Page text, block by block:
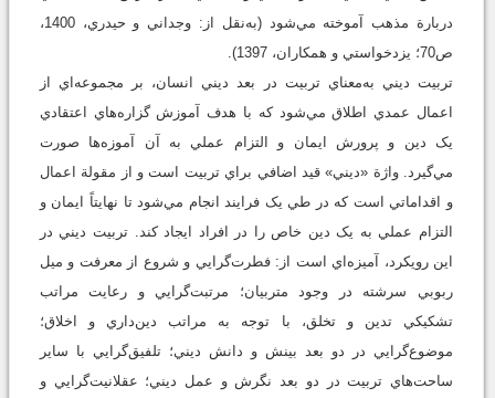
دربارة مذهب آموخته مي‌شود (به‌نقل از: وجداني و حيدري، 1400،
ص70؛ يزدخواستي و همکاران، 1397).
تربيت ديني به‌معناي تربيت در بعد ديني انسان، بر مجموعه‌اي از
اعمال عمدي اطلاق مي‌شود که با هدف آموزش گزاره‌هاي اعتقادي
يک دين و پرورش ايمان و التزام عملي به آن آموزه‌ها صورت
مي‌گيرد. واژة «ديني» قيد اضافي براي تربيت است و از مقولة اعمال
و اقداماتي است که در طي يک فرايند انجام مي‌شود تا نهايتاً ايمان و
التزام عملي به يک دين خاص را در افراد ايجاد کند. تربيت ديني در
اين رويكرد، آميزه‌اي است از: فطرت‌گرايي و شروع از معرفت و ميل
ربوبي سرشته در وجود متربيان؛ مرتبت‌گرايي و رعايت مراتب
تشکيکي تدين و تخلق، با توجه به مراتب دين‌داري و اخلاق؛
موضوع‌گرايي در دو بعد بينش و دانش ديني؛ تلفيق‌گرايي با ساير
ساحت‌هاي تربيت در دو بعد نگرش و عمل ديني؛ عقلانيت‌گرايي و